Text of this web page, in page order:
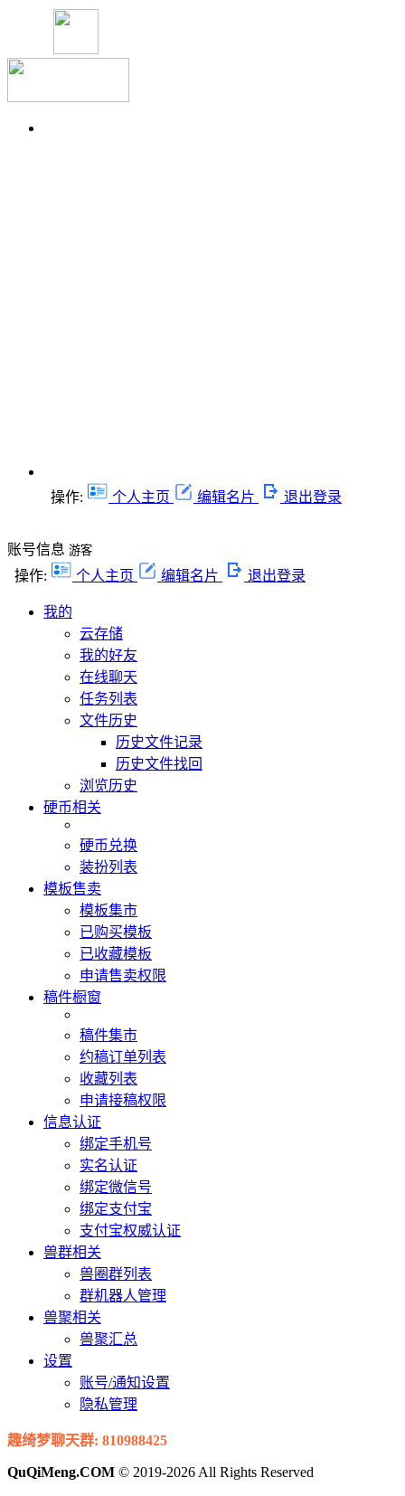
操作: 个人主页 编辑名片 退出登录
账号信息 游客
操作: 个人主页 编辑名片 退出登录
我的
云存储
我的好友
在线聊天
任务列表
文件历史
历史文件记录
历史文件找回
浏览历史
硬币相关
硬币兑换
装扮列表
模板售卖
模板集市
已购买模板
已收藏模板
申请售卖权限
稿件橱窗
稿件集市
约稿订单列表
收藏列表
申请接稿权限
信息认证
绑定手机号
实名认证
绑定微信号
绑定支付宝
支付宝权威认证
兽群相关
兽圈群列表
群机器人管理
兽聚相关
兽聚汇总
设置
账号/通知设置
隐私管理
趣绮梦聊天群: 810988425
QuQiMeng.COM © 2019-2026 All Rights Reserved